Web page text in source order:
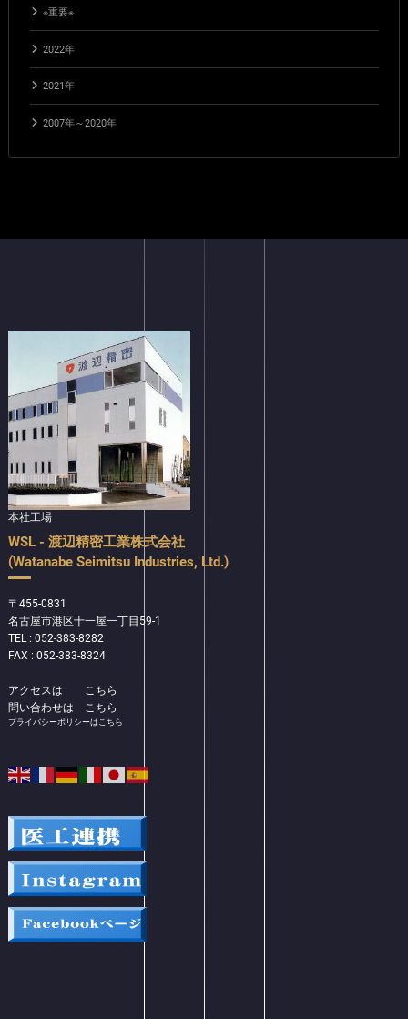
※重要※
2022年
2021年
2007年～2020年
本社工場
WSL - 渡辺精密工業株式会社
(Watanabe Seimitsu Industries, Ltd.)
〒455-0831
名古屋市港区十一屋一丁目59-1
TEL : 052-383-8282
FAX : 052-383-8324
アクセスは こちら
問い合わせは こちら
プライバシーポリシーはこちら